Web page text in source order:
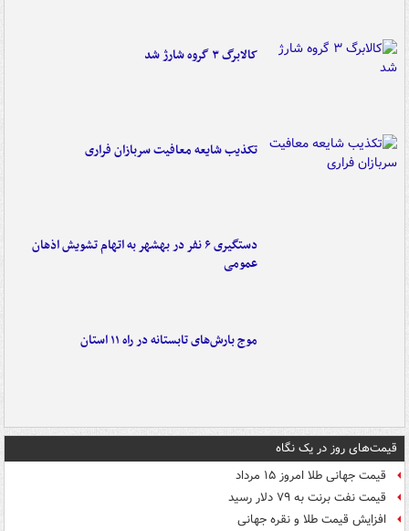
کالابرگ ۳ گروه شارژ شد
تکذیب شایعه معافیت سربازان فراری
دستگیری ۶ نفر در بهشهر به اتهام تشویش اذهان
عمومی
موج بارش‌های تابستانه در راه ۱۱ استان
قیمت‌های روز در یک نگاه
قیمت جهانی طلا امروز ۱۵ مرداد
قیمت نفت برنت به ۷۹ دلار رسید
افزایش قیمت طلا و نقره جهانی